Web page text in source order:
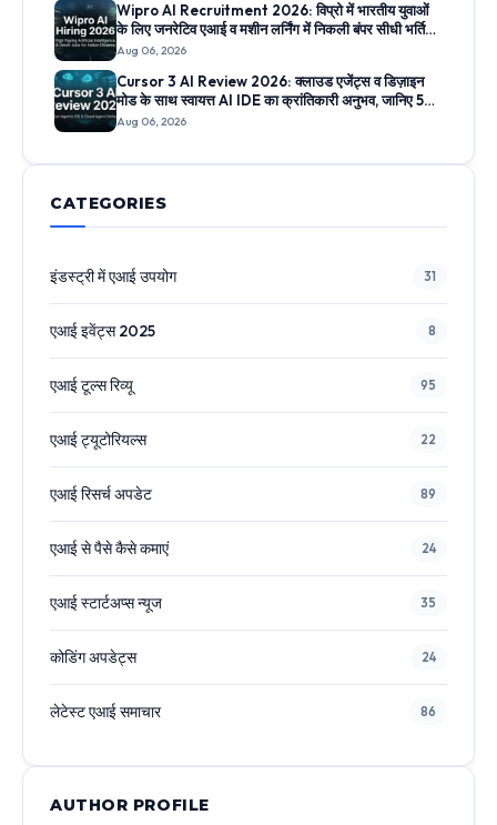
Wipro AI Recruitment 2026: विप्रो में भारतीय युवाओं
के लिए जनरेटिव एआई व मशीन लर्निंग में निकली बंपर सीधी भर्तियां,
जानिए आवेदन लिंक
Aug 06, 2026
Cursor 3 AI Review 2026: क्लाउड एजेंट्स व डिज़ाइन
मोड के साथ स्वायत्त AI IDE का क्रांतिकारी अनुभव, जानिए 5
सबसे बड़े फीचर्स
Aug 06, 2026
CATEGORIES
इंडस्ट्री में एआई उपयोग 31
एआई इवेंट्स 2025 8
एआई टूल्स रिव्यू 95
एआई ट्यूटोरियल्स 22
एआई रिसर्च अपडेट 89
एआई से पैसे कैसे कमाएं 24
एआई स्टार्टअप्स न्यूज 35
कोडिंग अपडेट्स 24
लेटेस्ट एआई समाचार 86
AUTHOR PROFILE